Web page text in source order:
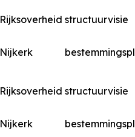
Rijksoverheid structuurvisie
Nijkerk
Rijksoverheid structuurvisie
Nijkerk